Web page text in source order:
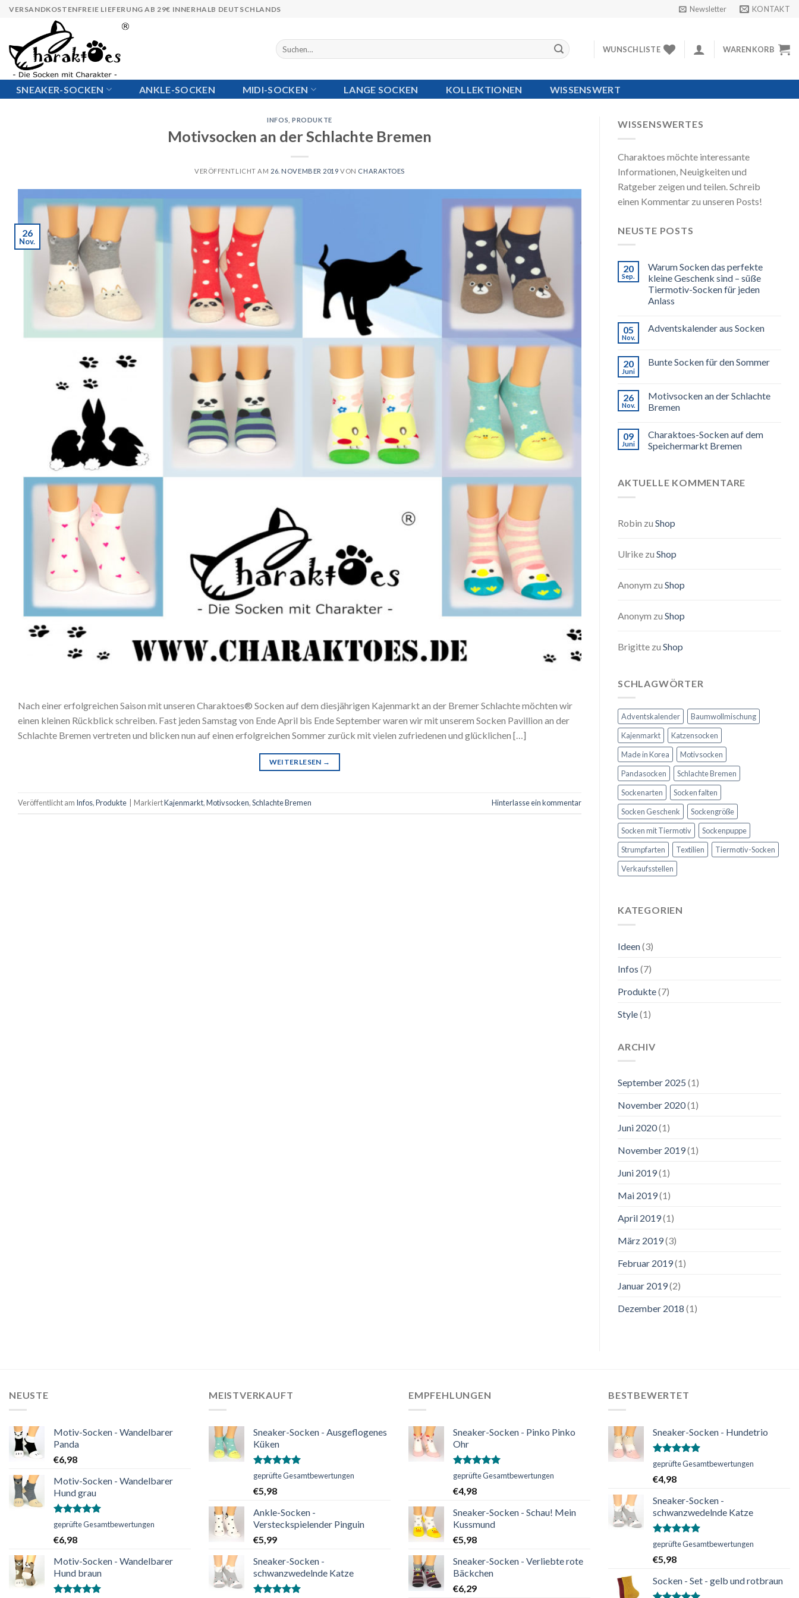
SkipVERSANDKOSTENFREIE LIEFERUNG AB 29€ INNERHALB DEUTSCHLANDS Newsletter KONTAKT
Suchen
nach:
WUNSCHLISTE WARENKORB
SNEAKER-SOCKEN ANKLE-SOCKEN MIDI-SOCKEN LANGE SOCKEN KOLLEKTIONEN WISSENSWERT
INFOS ,PRODUKTE
Motivsocken an der Schlachte Bremen
VERÖFFENTLICHT AM 26. NOVEMBER 2019 VON CHARAKTOES
26
Nov.
Nach einer erfolgreichen Saison mit unseren Charaktoes® Socken auf dem diesjährigen Kajenmarkt an der Bremer Schlachte möchten wir
einen kleinen Rückblick schreiben. Fast jeden Samstag von Ende April bis Ende September waren wir mit unserem Socken Pavillion an der
Schlachte Bremen vertreten und blicken nun auf einen erfolgreichen Sommer zurück mit vielen zufriedenen und glücklichen […]
WEITERLESEN →
Veröffentlicht am Infos,Produkte MarkiertKajenmarkt,Motivsocken,Schlachte Bremen Hinterlasse ein kommentar
WISSENSWERTES
Charaktoes möchte interessante
Informationen, Neuigkeiten und
Ratgeber zeigen und teilen. Schreib
einen Kommentar zu unseren Posts!
NEUSTE POSTS
20
Sep.
Warum Socken das perfekte
kleine Geschenk sind – süße
Tiermotiv-Socken für jeden
Anlass
05
Nov.
Adventskalender aus Socken
20
Juni
Bunte Socken für den Sommer
26
Nov.
Motivsocken an der Schlachte
Bremen
09
Juni
Charaktoes-Socken auf dem
Speichermarkt Bremen
AKTUELLE KOMMENTARE
Robin zu Shop
Ulrike zu Shop
Anonym zu Shop
Anonym zu Shop
Brigitte zu Shop
SCHLAGWÖRTER
Adventskalender
Baumwollmischung
Kajenmarkt
Katzensocken
Made in Korea
Motivsocken
Pandasocken
Schlachte Bremen
Sockenarten
Socken falten
Socken Geschenk
Sockengröße
Socken mit Tiermotiv
Sockenpuppe
Strumpfarten
Textilien
Tiermotiv-Socken
Verkaufsstellen
KATEGORIEN
Ideen(3)
Infos (7)
Produkte(7)
Style(1)
ARCHIV
September 2025 (1)
November 2020(1)
Juni 2020(1)
November 2019(1)
Juni 2019(1)
Mai 2019(1)
April 2019(1)
März 2019(3)
Februar 2019(1)
Januar 2019(2)
Dezember 2018 (1)
NEUSTE
Motiv-Socken - Wandelbarer
Panda
€6,98
Motiv-Socken - Wandelbarer
Hund grau
Bewertet
von 5
geprüfte Gesamtbewertungen
€6,98
Motiv-Socken - Wandelbarer
Hund braun
MEISTVERKAUFT
Sneaker-Socken - Ausgeflogenes
Küken
Bewertet
von 5
geprüfte Gesamtbewertungen
€5,98
Ankle-Socken -
Versteckspielender Pinguin
€5,99
Sneaker-Socken -
schwanzwedelnde Katze
EMPFEHLUNGEN
Sneaker-Socken - Pinko Pinko
Ohr
Bewertet
von 5
geprüfte Gesamtbewertungen
€4,98
Sneaker-Socken - Schau! Mein
Kussmund
€5,98
Sneaker-Socken - Verliebte rote
Bäckchen
€6,29
BESTBEWERTET
Sneaker-Socken - Hundetrio
Bewertet
von 5
geprüfte Gesamtbewertungen
€4,98
Sneaker-Socken -
schwanzwedelnde Katze
Bewertet
von 5
geprüfte Gesamtbewertungen
€5,98
Socken - Set - gelb und rotbraun